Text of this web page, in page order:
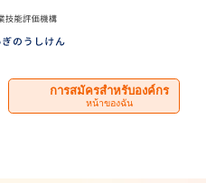
การสมัครสำหรับองค์กร
หน้าของฉัน